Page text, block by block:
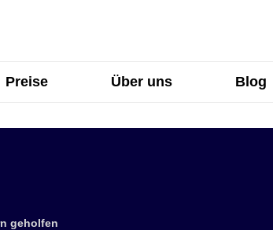
Preise Über uns Blog
geholfen